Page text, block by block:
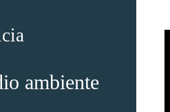
ambiente